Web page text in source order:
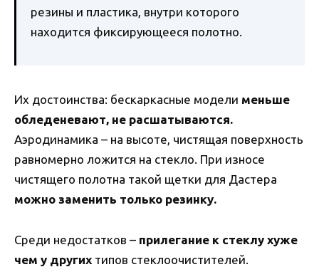
резины и пластика, внутри которого
находится фиксирующееся полотно.
Их достоинства: бескаркасные модели меньше
обледеневают, не расшатываются.
Аэродинамика – на высоте, чистящая поверхность
равномерно ложится на стекло. При износе
чистящего полотна такой щетки для Дастера
можно заменить только резинку.
Среди недостатков – прилегание к стеклу хуже
чем у других типов стеклоочистителей.